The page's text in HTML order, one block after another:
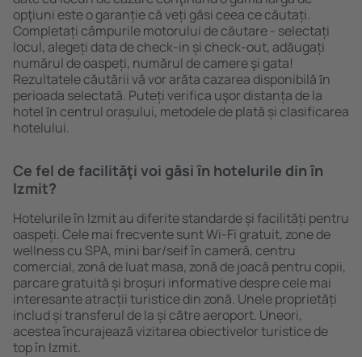
opţiuni este o garanție că veți găsi ceea ce căutați.
Completați câmpurile motorului de căutare - selectați
locul, alegeți data de check-in și check-out, adăugați
numărul de oaspeți, numărul de camere şi gata!
Rezultatele căutării vă vor arăta cazarea disponibilă ȋn
perioada selectată. Puteți verifica uşor distanța de la
hotel ȋn centrul orașului, metodele de plată și clasificarea
hotelului.
Ce fel de facilităţi voi găsi ȋn hotelurile din în
Izmit?
Hotelurile în Izmit au diferite standarde și facilități pentru
oaspeți. Cele mai frecvente sunt Wi-Fi gratuit, zone de
wellness cu SPA, mini bar/seif în cameră, centru
comercial, zonă de luat masa, zonă de joacă pentru copii,
parcare gratuită și broșuri informative despre cele mai
interesante atracții turistice din zonă. Unele proprietăți
includ și transferul de la și către aeroport. Uneori,
acestea încurajează vizitarea obiectivelor turistice de
top în Izmit.